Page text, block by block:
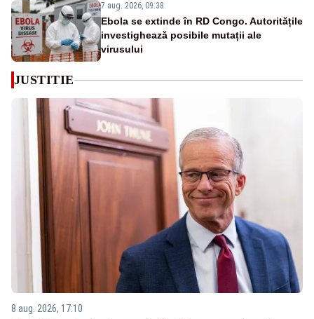
7 aug. 2026, 09:38
Ebola se extinde în RD Congo. Autoritățile
investighează posibile mutații ale
virusului
JUSTITIE
8 aug. 2026, 17:10